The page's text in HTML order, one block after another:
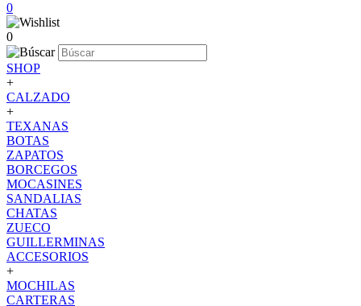
0
0
SHOP
+
CALZADO
+
TEXANAS
BOTAS
ZAPATOS
BORCEGOS
MOCASINES
SANDALIAS
CHATAS
ZUECO
GUILLERMINAS
ACCESORIOS
+
MOCHILAS
CARTERAS